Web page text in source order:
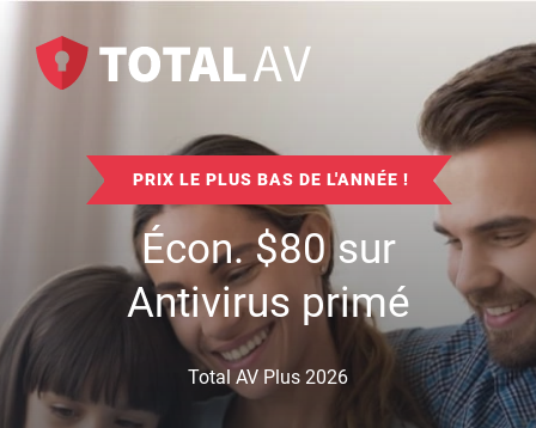
PRIX LE PLUS BAS DE L'ANNÉE !
Écon.$80sur
Antivirus primé
Total AV Plus 2026